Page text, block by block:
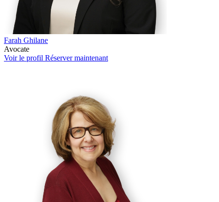
Farah Ghilane
Avocate
Voir le profil Réserver maintenant